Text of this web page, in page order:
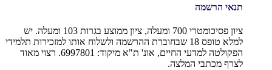
תנאי הרשמה
ציון פסיכומטרי 700 ומעלה, ציון ממוצע בגרות 103 ומעלה. יש
למלא טופס 18 שבחוברת ההרשמה ולשלוח אותו למזכירות תלמידי
הפקולטה למדעי החיים, אונ' ת"א מיקוד: 6997801. רצוי מאוד
לצרף מכתבי המלצה.